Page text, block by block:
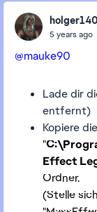
5 years ago
@mauke90
Lade dir
entfernt)
Kopiere
"
Effect
Ordner.
(Stelle